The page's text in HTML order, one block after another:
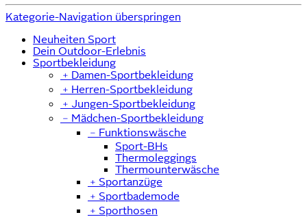
Kategorie-Navigation überspringen
Neuheiten Sport
Dein Outdoor-Erlebnis
Sportbekleidung
﹢ Damen-Sportbekleidung
﹢ Herren-Sportbekleidung
﹢ Jungen-Sportbekleidung
﹣ Mädchen-Sportbekleidung
﹣ Funktionswäsche
Sport-BHs
Thermoleggings
Thermounterwäsche
﹢ Sportanzüge
﹢ Sportbademode
﹢ Sporthosen